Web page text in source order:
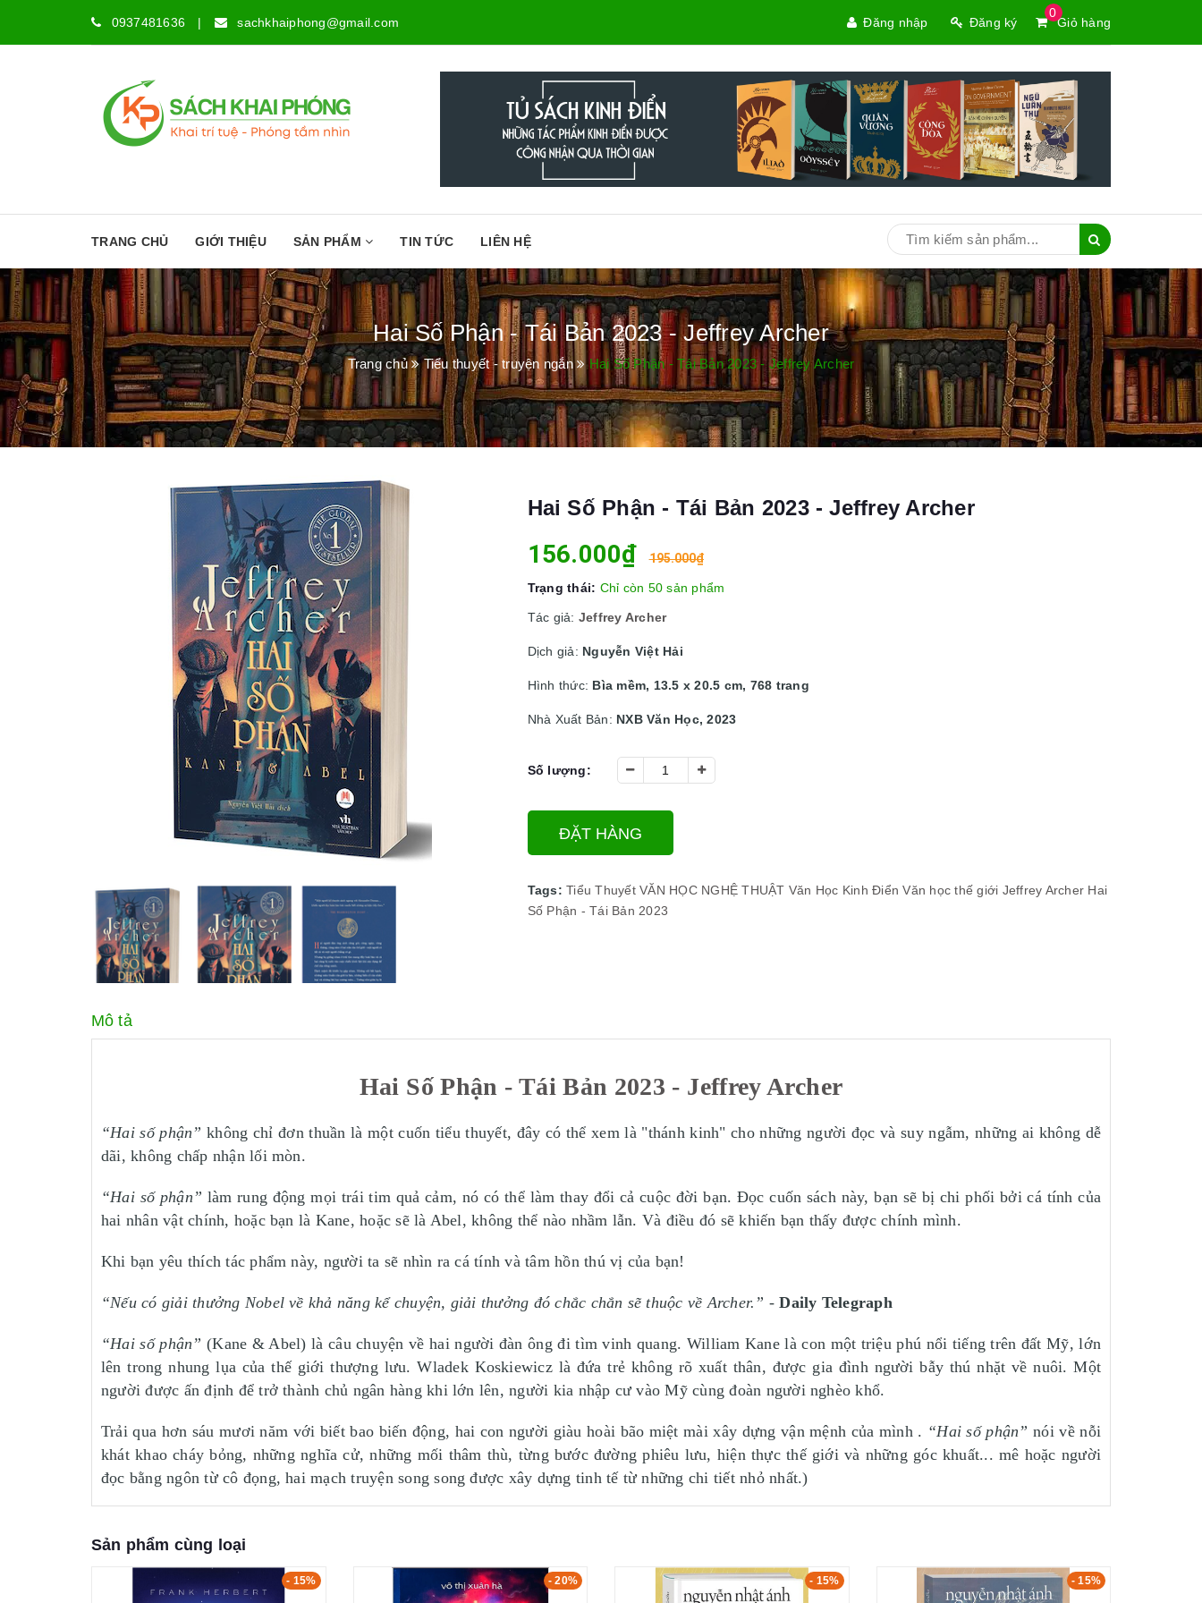
0937481636 | sachkhaiphong@gmail.com
0
Giỏ hàng
Đăng nhập Đăng ký
TRANG CHỦ GIỚI THIỆU SẢN PHẨM TIN TỨC LIÊN HỆ
Hai Số Phận - Tái Bản 2023 - Jeffrey Archer
Trang chủ Tiểu thuyết - truyện ngắn Hai Số Phận - Tái Bản 2023 - Jeffrey Archer
Hai Số Phận - Tái Bản 2023 - Jeffrey Archer
156.000₫ 195.000₫
Trạng thái: Chỉ còn 50 sản phẩm
Tác giả: Jeffrey Archer
Dịch giả: Nguyễn Việt Hải
Hình thức: Bìa mềm, 13.5 x 20.5 cm, 768 trang
Nhà Xuất Bản: NXB Văn Học, 2023
Số lượng:
ĐẶT HÀNG
Tags: Tiểu Thuyết VĂN HỌC NGHỆ THUẬT Văn Học Kinh Điển Văn học thế giới Jeffrey Archer Hai
Số Phận - Tái Bản 2023
Mô tả
Hai Số Phận - Tái Bản 2023 - Jeffrey Archer
“Hai số phận” không chỉ đơn thuần là một cuốn tiểu thuyết, đây có thể xem là "thánh kinh" cho những người đọc và suy ngẫm, những ai không dễ
dãi, không chấp nhận lối mòn.
“Hai số phận” làm rung động mọi trái tim quả cảm, nó có thể làm thay đổi cả cuộc đời bạn. Đọc cuốn sách này, bạn sẽ bị chi phối bởi cá tính của
hai nhân vật chính, hoặc bạn là Kane, hoặc sẽ là Abel, không thể nào nhầm lẫn. Và điều đó sẽ khiến bạn thấy được chính mình.
Khi bạn yêu thích tác phẩm này, người ta sẽ nhìn ra cá tính và tâm hồn thú vị của bạn!
“Nếu có giải thưởng Nobel về khả năng kể chuyện, giải thưởng đó chắc chắn sẽ thuộc về Archer.” -Daily Telegraph
“Hai số phận” (Kane & Abel) là câu chuyện về hai người đàn ông đi tìm vinh quang. William Kane là con một triệu phú nổi tiếng trên đất Mỹ, lớn
lên trong nhung lụa của thế giới thượng lưu. Wladek Koskiewicz là đứa trẻ không rõ xuất thân, được gia đình người bẫy thú nhặt về nuôi. Một
người được ấn định để trở thành chủ ngân hàng khi lớn lên, người kia nhập cư vào Mỹ cùng đoàn người nghèo khổ.
Trải qua hơn sáu mươi năm với biết bao biến động, hai con người giàu hoài bão miệt mài xây dựng vận mệnh của mình . “Hai số phận” nói về nỗi
khát khao cháy bỏng, những nghĩa cử, những mối thâm thù, từng bước đường phiêu lưu, hiện thực thế giới và những góc khuất... mê hoặc người
đọc bằng ngôn từ cô đọng, hai mạch truyện song song được xây dựng tinh tế từ những chi tiết nhỏ nhất.)
Sản phẩm cùng loại
- 15% - 20% - 15% - 15%